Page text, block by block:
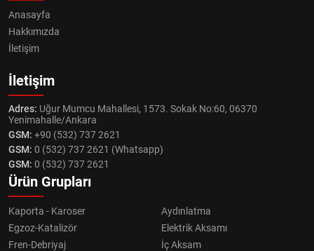
Anasayfa
Hakkımızda
İletişim
İletişim
Adres: Uğur Mumcu Mahallesi, 1573. Sokak No:60, 06370
Yenimahalle/Ankara
GSM: +90 (532) 737 2621
GSM: 0 (532) 737 2621 (Whatsapp)
GSM: 0 (532) 737 2621
Ürün Grupları
Kaporta - Karoser
Aydınlatma
Egzoz-Katalizör
Elektrik Aksamı
Fren-Debriyaj
İç Aksam